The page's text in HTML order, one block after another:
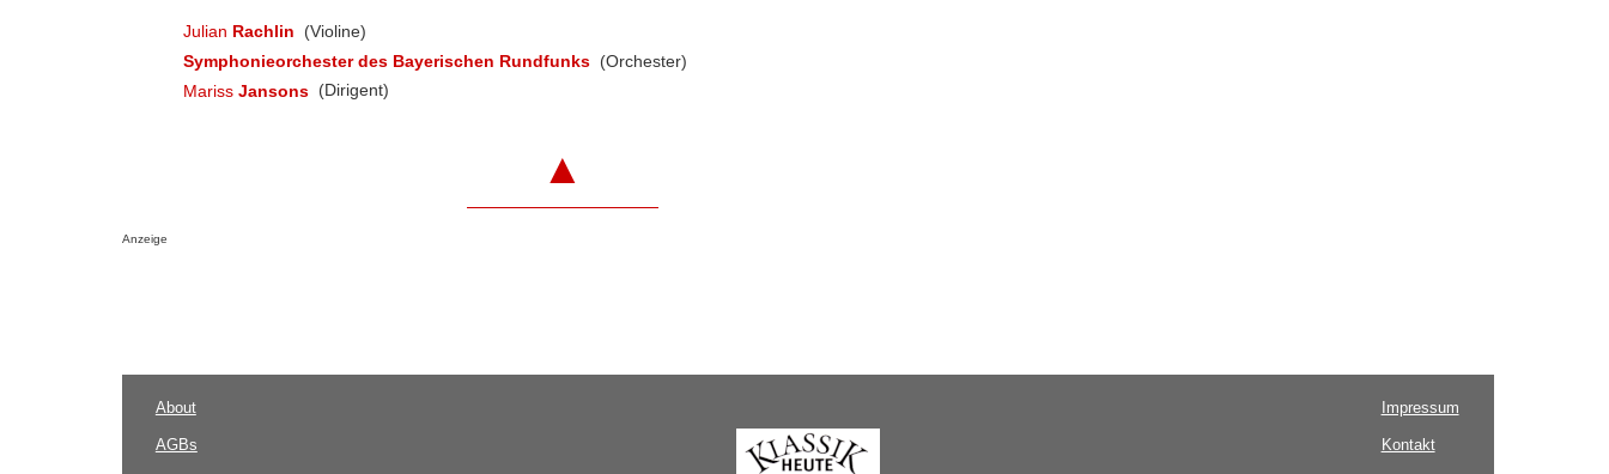
Julian Rachlin
(Violine)
Symphonieorchester des Bayerischen Rundfunks (Orchester)
Mariss Jansons (Dirigent)
▲
Anzeige
About
AGBs
Impressum
Kontakt